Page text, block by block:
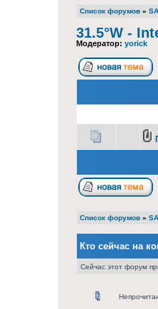
Список форумов »
31.5°W -
Модератор: yorick
Список форумов »
Кто сейчас на
Сейчас этот форум